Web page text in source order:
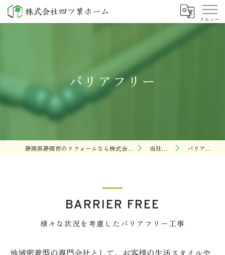
バリアフリー
静岡県静岡市のリフォームなら株式会社四ツ葉ホーム 当社の特徴 バリアフリー
様々な状況を考慮したバリアフリー工事
BARRIER FREE
地域密着型の専門会社として、お客様の生活スタイルや